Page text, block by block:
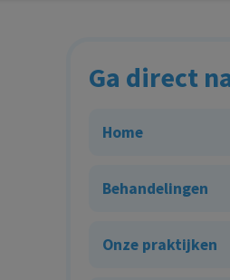
Ga direct
Home
Behandelingen
Onze praktijken